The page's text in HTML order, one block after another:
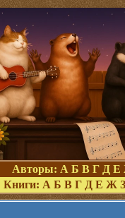
Авторы: А Б В Г Д Е
Книги: А Б В Г Д Е Ж З